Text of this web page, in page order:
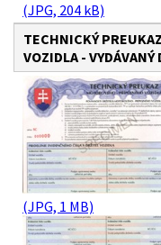
(JPG, 204 kB)
TECHNICKÝ
VOZIDLA - VYDÁVANÝ
(JPG, 1 MB)